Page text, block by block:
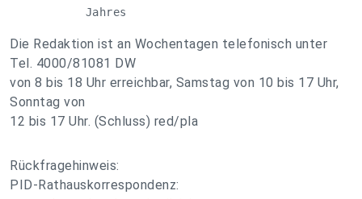
           Jahres
Die Redaktion ist an Wochentagen telefonisch unter
Tel. 4000/81081 DW
von 8 bis 18 Uhr erreichbar, Samstag von 10 bis 17 Uhr,
Sonntag von
12 bis 17 Uhr. (Schluss) red/pla
Rückfragehinweis:
PID-Rathauskorrespondenz: